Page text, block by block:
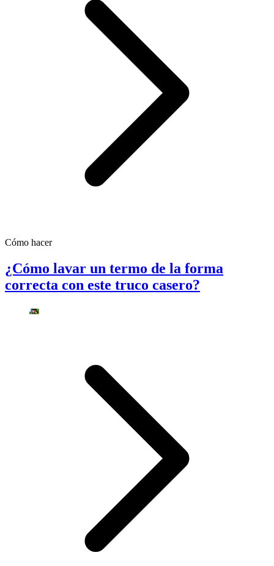
Cómo hacer
¿Cómo lavar un termo de la forma
correcta con este truco casero?